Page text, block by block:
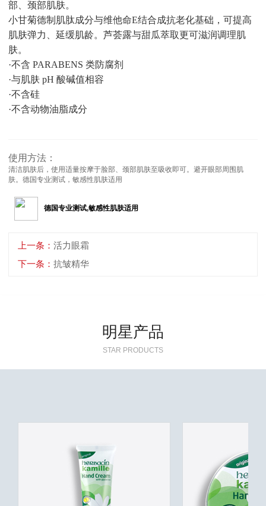
部、颈部肌肤。
小甘菊德制肌肽成分与维他命E结合成抗老化基础，可提高
肌肤弹力、延缓肌龄。芦荟露与甜瓜萃取更可滋润调理肌
肤。
·不含 PARABENS 类防腐剂
·与肌肤 pH 酸碱值相容
·不含硅
·不含动物油脂成分
使用方法：
清洁肌肤后，使用适量按摩于脸部、颈部肌肤至吸收即可。避开眼部周围肌
肤。德国专业测试，敏感性肌肤适用
德国专业测试,敏感性肌肤适用
上一条： 活力眼霜
下一条： 抗皱精华
明星产品
STAR PRODUCTS